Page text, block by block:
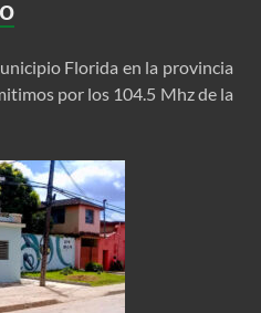
Florida en la provincia
por los 104.5 Mhz de la